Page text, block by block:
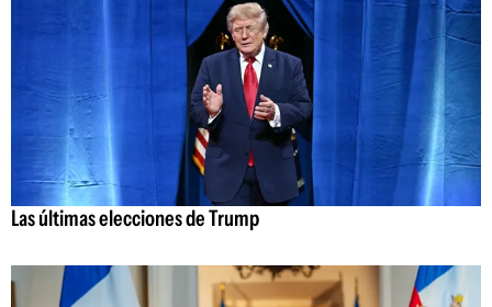
Las últimas elecciones de Trump